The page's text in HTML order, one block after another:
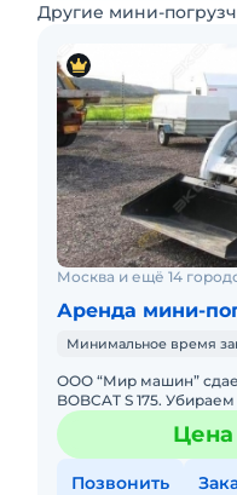
Другие мини-
Москва и ещё 14
Аренда мини-
Минимальное время
ООО “Мир машин”
BOBCAT S 175.
кВт(л.с, вес 2767 кг,
Цена
Позвонить